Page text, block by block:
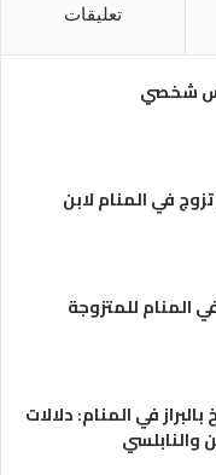
تعليقات
شخصي
في المنام لابن
المنام للمتزوجة
في المنام: دلالات
والنابلسي